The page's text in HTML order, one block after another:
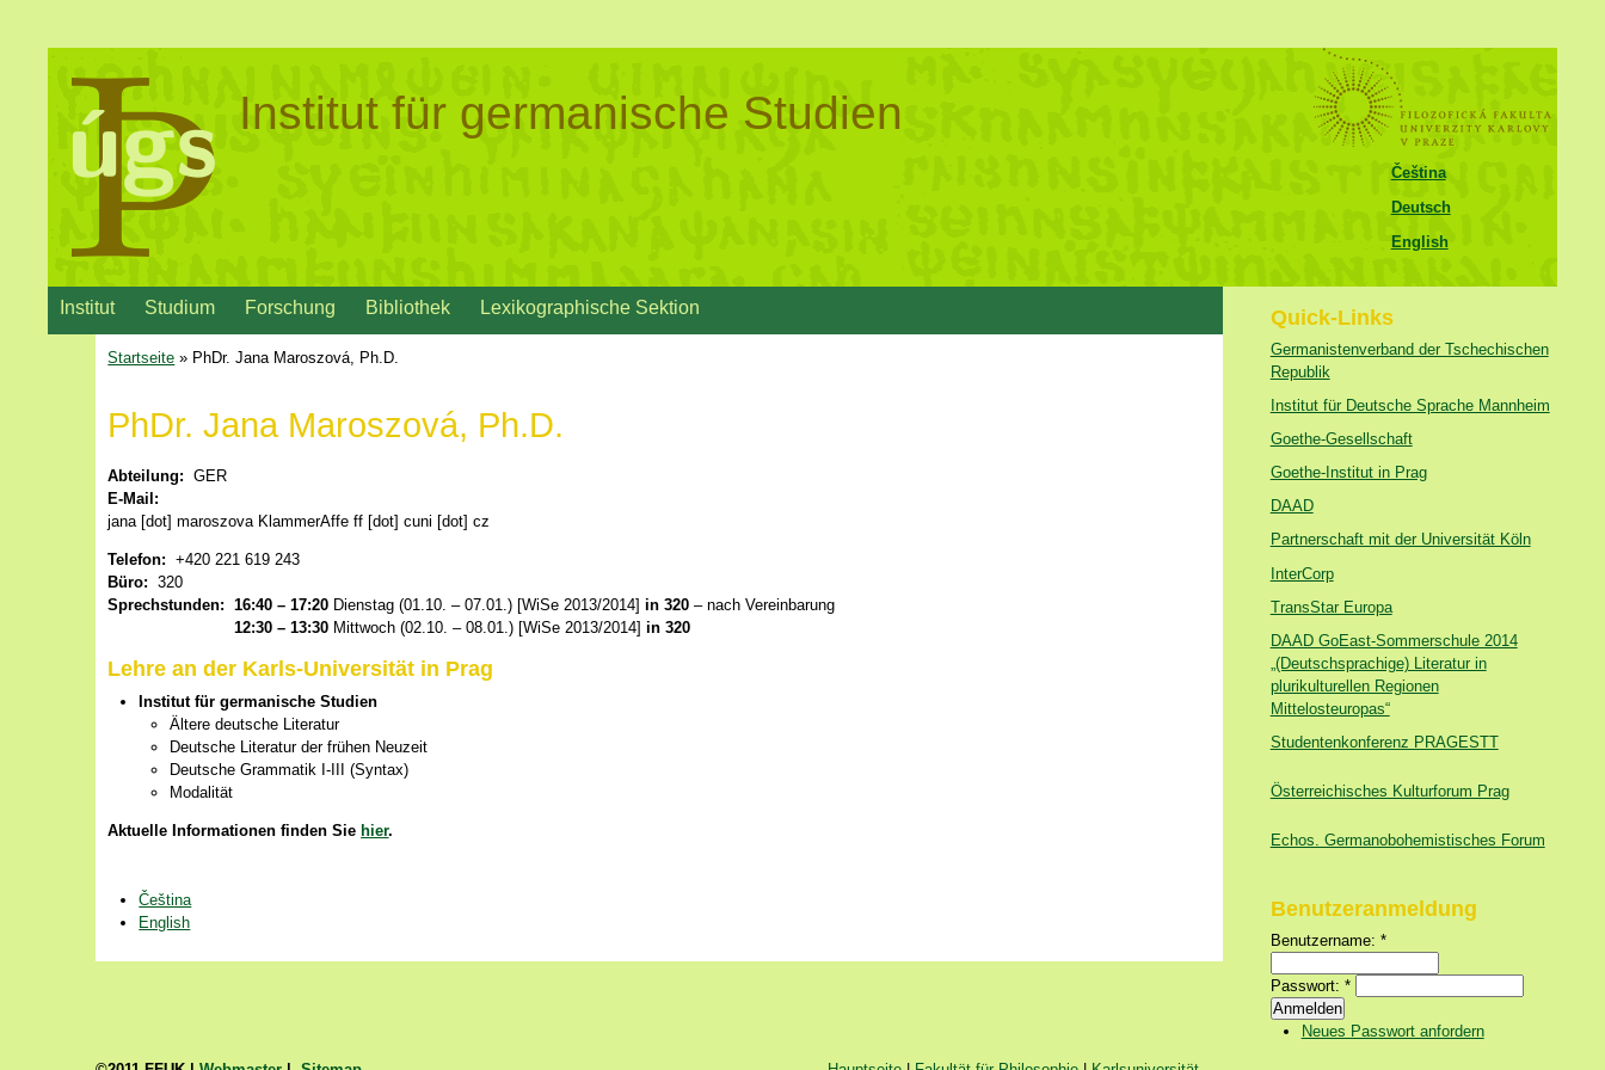
Institut für germanische Studien
Čeština
Deutsch
English
Startseite » PhDr. Jana Maroszová, Ph.D.
PhDr. Jana Maroszová, Ph.D.
Abteilung: GER
E-Mail:
jana [dot] maroszova KlammerAffeff [dot] cuni [dot] cz
Telefon: +420 221 619 243
Büro: 320
Sprechstunden:
16:40 – 17:20 Dienstag (01.10. – 07.01.) [WiSe 2013/2014] in 320– nach Vereinbarung
12:30 – 13:30 Mittwoch (02.10. – 08.01.) [WiSe 2013/2014] in 320
Lehre an der Karls-Universität in Prag
Institut für germanische Studien
Ältere deutsche Literatur
Deutsche Literatur der frühen Neuzeit
Deutsche Grammatik I-III (Syntax)
Modalität
Aktuelle Informationen finden Sie hier.
Čeština
English
Institut Studium Forschung Bibliothek Lexikographische Sektion Quick-Links
Germanistenverband der Tschechischen
Republik
Institut für Deutsche Sprache Mannheim
Goethe-Gesellschaft
Goethe-Institut in Prag
DAAD
Partnerschaft mit der Universität Köln
InterCorp
TransStar Europa
DAAD GoEast-Sommerschule 2014
„(Deutschsprachige) Literatur in
plurikulturellen Regionen
Mittelosteuropas“
Studentenkonferenz PRAGESTT
Österreichisches Kulturforum Prag
Echos. Germanobohemistisches Forum
Benutzeranmeldung
Benutzername: *
Passwort: *
Neues Passwort anfordern